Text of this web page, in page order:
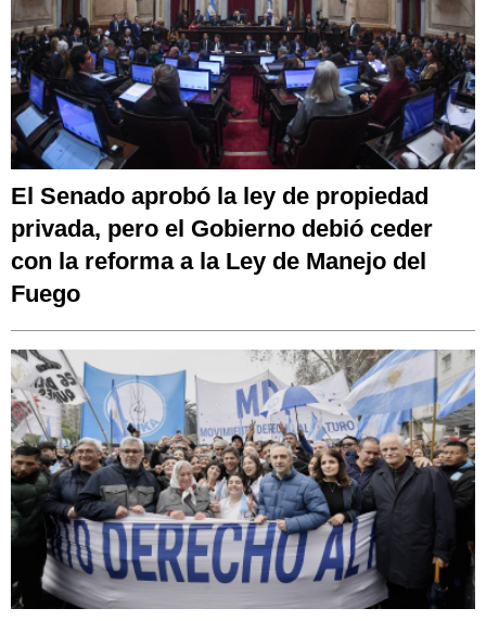
El Senado aprobó la ley de propiedad
privada, pero el Gobierno debió ceder
con la reforma a la Ley de Manejo del
Fuego